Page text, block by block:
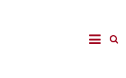
terapèutic i d'integració